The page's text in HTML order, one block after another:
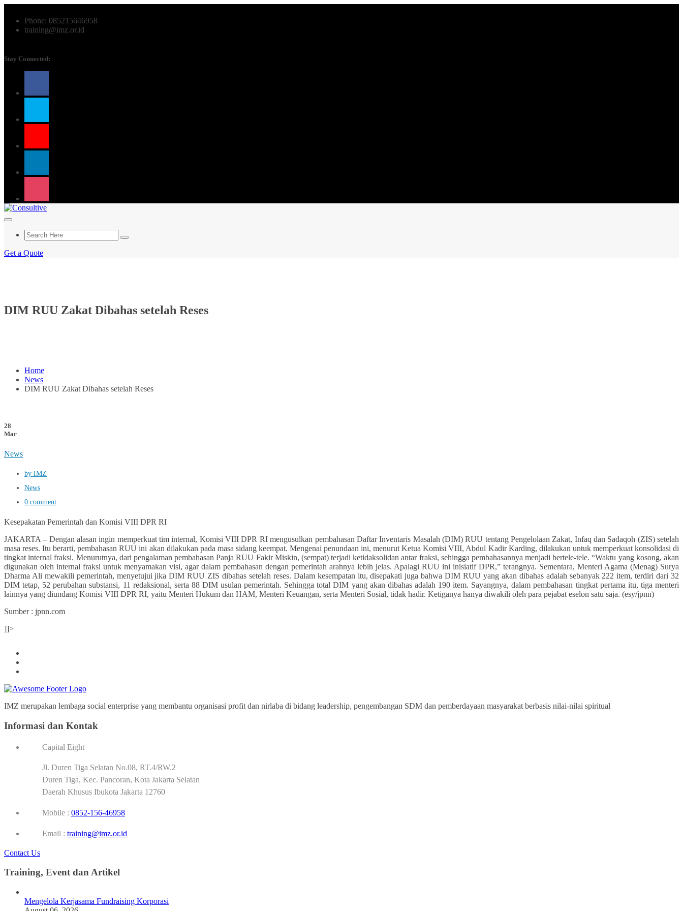
Phone: 085215646958
training@imz.or.id
Stay Connected:
Get a Quote
DIM RUU Zakat Dibahas setelah Reses
Home
News
DIM RUU Zakat Dibahas setelah Reses
28
Mar
News
by IMZ
News
0 comment
Kesepakatan Pemerintah dan Komisi VIII DPR RI
JAKARTA – Dengan alasan ingin memperkuat tim internal, Komisi VIII DPR RI mengusulkan pembahasan Daftar Inventaris Masalah (DIM) RUU tentang Pengelolaan Zakat, Infaq dan Sadaqoh (ZIS) setelah
masa reses. Itu berarti, pembahasan RUU ini akan dilakukan pada masa sidang keempat. Mengenai penundaan ini, menurut Ketua Komisi VIII, Abdul Kadir Karding, dilakukan untuk memperkuat konsolidasi di
tingkat internal fraksi. Menurutnya, dari pengalaman pembahasan Panja RUU Fakir Miskin, (sempat) terjadi ketidaksolidan antar fraksi, sehingga pembahasannya menjadi bertele-tele. “Waktu yang kosong, akan
digunakan oleh internal fraksi untuk menyamakan visi, agar dalam pembahasan dengan pemerintah arahnya lebih jelas. Apalagi RUU ini inisiatif DPR,” terangnya. Sementara, Menteri Agama (Menag) Surya
Dharma Ali mewakili pemerintah, menyetujui jika DIM RUU ZIS dibahas setelah reses. Dalam kesempatan itu, disepakati juga bahwa DIM RUU yang akan dibahas adalah sebanyak 222 item, terdiri dari 32
DIM tetap, 52 perubahan substansi, 11 redaksional, serta 88 DIM usulan pemerintah. Sehingga total DIM yang akan dibahas adalah 190 item. Sayangnya, dalam pembahasan tingkat pertama itu, tiga menteri
lainnya yang diundang Komisi VIII DPR RI, yaitu Menteri Hukum dan HAM, Menteri Keuangan, serta Menteri Sosial, tidak hadir. Ketiganya hanya diwakili oleh para pejabat eselon satu saja. (esy/jpnn)
Sumber : jpnn.com
]]>
IMZ merupakan lembaga social enterprise yang membantu organisasi profit dan nirlaba di bidang leadership, pengembangan SDM dan pemberdayaan masyarakat berbasis nilai-nilai spiritual
Informasi dan Kontak
Capital Eight
Jl. Duren Tiga Selatan No.08, RT.4/RW.2
Duren Tiga, Kec. Pancoran, Kota Jakarta Selatan
Daerah Khusus Ibukota Jakarta 12760
Mobile : 0852-156-46958
Email : training@imz.or.id
Contact Us
Training, Event dan Artikel
Mengelola Kerjasama Fundraising Korporasi